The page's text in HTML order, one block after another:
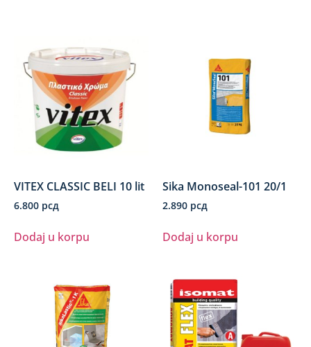
VITEX CLASSIC BELI 10 lit
6.800 рсд
Dodaj u korpu
Sika Monoseal-101 20/1
2.890 рсд
Dodaj u korpu